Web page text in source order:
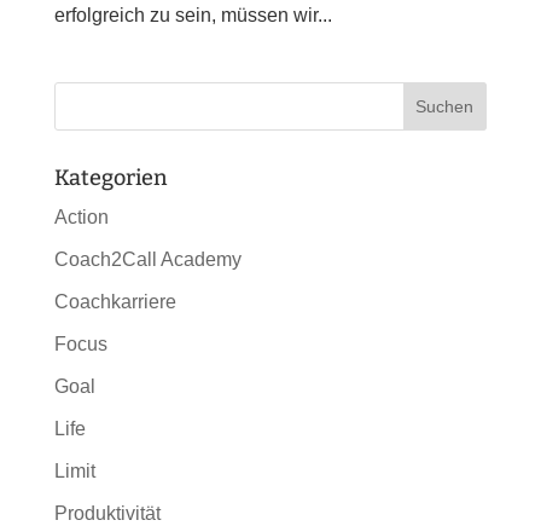
erfolgreich zu sein, müssen wir...
Kategorien
Action
Coach2Call Academy
Coachkarriere
Focus
Goal
Life
Limit
Produktivität